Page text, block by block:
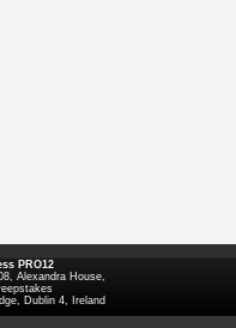
PRO12
Alexandra House,
Dublin 4, Ireland